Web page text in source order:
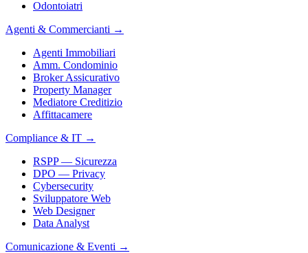
Odontoiatri
Agenti & Commercianti →
Agenti Immobiliari
Amm. Condominio
Broker Assicurativo
Property Manager
Mediatore Creditizio
Affittacamere
Compliance & IT →
RSPP — Sicurezza
DPO — Privacy
Cybersecurity
Sviluppatore Web
Web Designer
Data Analyst
Comunicazione & Eventi →